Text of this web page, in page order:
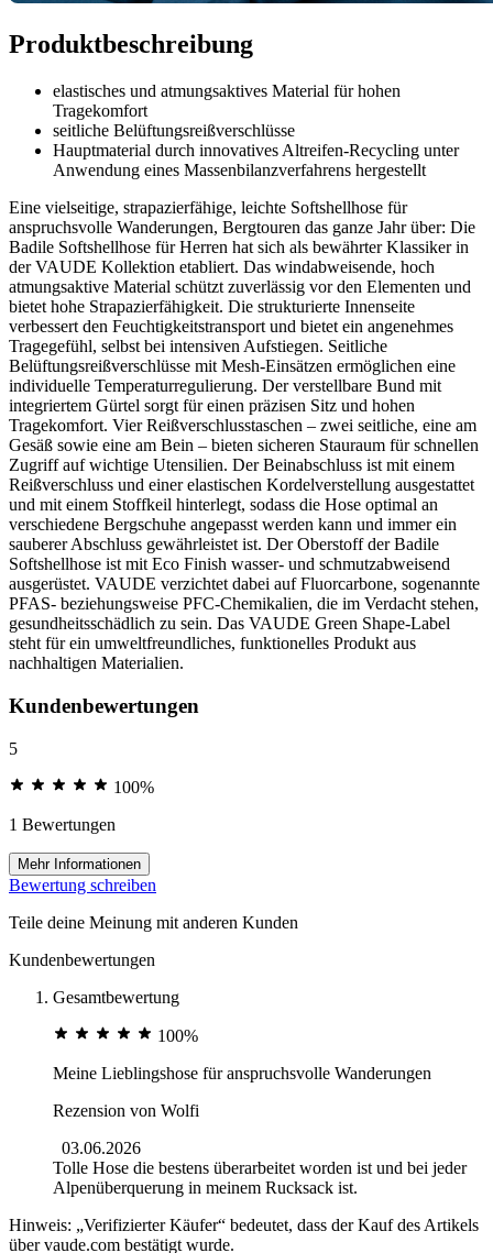
Produktbeschreibung
elastisches und atmungsaktives Material für hohen
Tragekomfort
seitliche Belüftungsreißverschlüsse
Hauptmaterial durch innovatives Altreifen-Recycling unter
Anwendung eines Massenbilanzverfahrens hergestellt
Eine vielseitige, strapazierfähige, leichte Softshellhose für
anspruchsvolle Wanderungen, Bergtouren das ganze Jahr über: Die
Badile Softshellhose für Herren hat sich als bewährter Klassiker in
der VAUDE Kollektion etabliert. Das windabweisende, hoch
atmungsaktive Material schützt zuverlässig vor den Elementen und
bietet hohe Strapazierfähigkeit. Die strukturierte Innenseite
verbessert den Feuchtigkeitstransport und bietet ein angenehmes
Tragegefühl, selbst bei intensiven Aufstiegen. Seitliche
Belüftungsreißverschlüsse mit Mesh-Einsätzen ermöglichen eine
individuelle Temperaturregulierung. Der verstellbare Bund mit
integriertem Gürtel sorgt für einen präzisen Sitz und hohen
Tragekomfort. Vier Reißverschlusstaschen – zwei seitliche, eine am
Gesäß sowie eine am Bein – bieten sicheren Stauraum für schnellen
Zugriff auf wichtige Utensilien. Der Beinabschluss ist mit einem
Reißverschluss und einer elastischen Kordelverstellung ausgestattet
und mit einem Stoffkeil hinterlegt, sodass die Hose optimal an
verschiedene Bergschuhe angepasst werden kann und immer ein
sauberer Abschluss gewährleistet ist. Der Oberstoff der Badile
Softshellhose ist mit Eco Finish wasser- und schmutzabweisend
ausgerüstet. VAUDE verzichtet dabei auf Fluorcarbone, sogenannte
PFAS- beziehungsweise PFC-Chemikalien, die im Verdacht stehen,
gesundheitsschädlich zu sein. Das VAUDE Green Shape-Label
steht für ein umweltfreundliches, funktionelles Produkt aus
nachhaltigen Materialien.
Kundenbewertungen
5
100%
1 Bewertungen
Mehr Informationen
Bewertung schreiben
Teile deine Meinung mit anderen Kunden
Kundenbewertungen
Gesamtbewertung
100%
Meine Lieblingshose für anspruchsvolle Wanderungen
Rezension von Wolfi
03.06.2026
Tolle Hose die bestens überarbeitet worden ist und bei jeder
Alpenüberquerung in meinem Rucksack ist.
Hinweis: „Verifizierter Käufer“ bedeutet, dass der Kauf des Artikels
über vaude.com bestätigt wurde.